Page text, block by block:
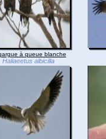
à queue blanche
Haliaeetus albicilla